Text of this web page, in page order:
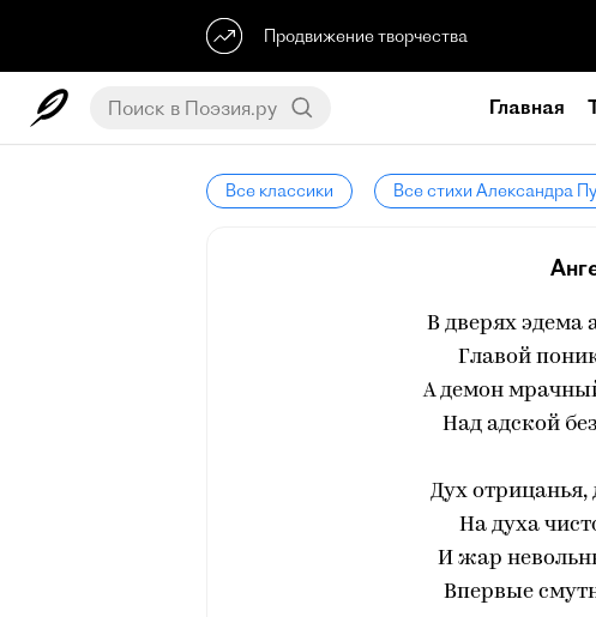
Продвижение творчества
Главная
Все классики Все стихи Александра
В дверях эдема
Главой
А демон
Над адской
Дух отрицанья,
На духа
И жар
Впервые